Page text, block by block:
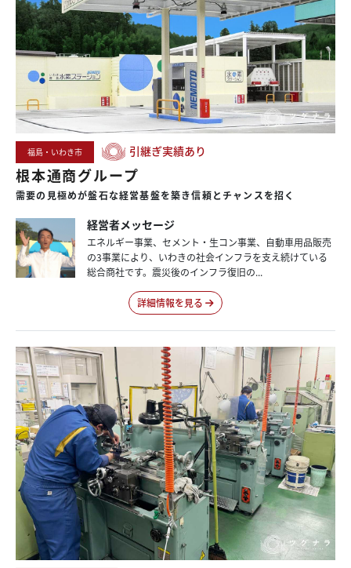
福島・いわき市 引継ぎ実績あり
根本通商グループ
需要の 見極めが盤石な経営基盤を築き信頼と チャンスを招く
経営者メッセージ
エネルギー事業、セメント・生コン事業、自動車用品販売
の3事業により、いわきの社会インフラを支え続けている
総合商社です。震災後のインフラ復旧の...
詳細情報を見る